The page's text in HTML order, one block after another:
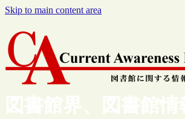
Skip to main content area
図書館界、図書館